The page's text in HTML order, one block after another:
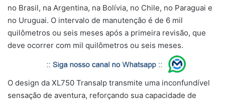
no Brasil, na Argentina, na Bolívia, no Chile, no Paraguai e
no Uruguai. O intervalo de manutenção é de 6 mil
quilômetros ou seis meses após a primeira revisão, que
deve ocorrer com mil quilômetros ou seis meses.
O design da XL750 Transalp transmite uma inconfundível
sensação de aventura, reforçando sua capacidade de